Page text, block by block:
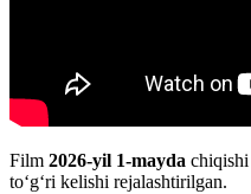
Film 2026-yil 1-mayda chiqishi
to‘g‘ri kelishi rejalashtirilgan.